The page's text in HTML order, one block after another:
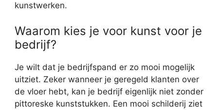
kunstwerken.
Waarom kies je voor kunst voor je
bedrijf?
Je wilt dat je bedrijfspand er zo mooi mogelijk
uitziet. Zeker wanneer je geregeld klanten over
de vloer hebt, kan je bedrijf eigenlijk niet zonder
pittoreske kunststukken. Een mooi schilderij ziet